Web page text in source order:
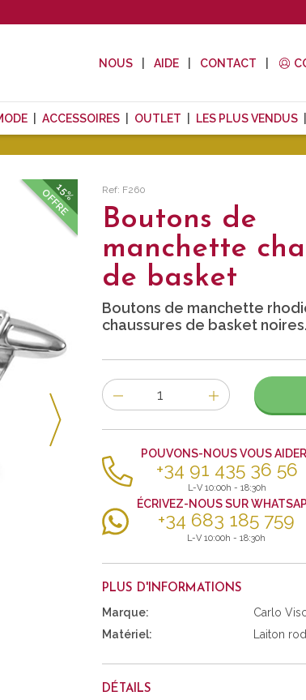
NOUS AIDE CONTACT
ACCESSOIRES OUTLET LES PLUS VENDUS
15%
OFFRE Ref: F260
Boutons de
manchette
de basket
Boutons de manchette
chaussures de basket noires.
Nombre
d'items
POUVONS-NOUS VOUS
+34 91 435 36 56
L-V 10:00h - 18:30h
ÉCRIVEZ-NOUS SUR
+34 683 185 759
L-V 10:00h - 18:30h
PLUS D'INFORMATIONS
Marque:
Carlo
Matériel:
Laiton
DÉTAILS